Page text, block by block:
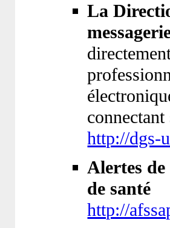
La
connectant
http://dgs-
Alertes
de santé
http://